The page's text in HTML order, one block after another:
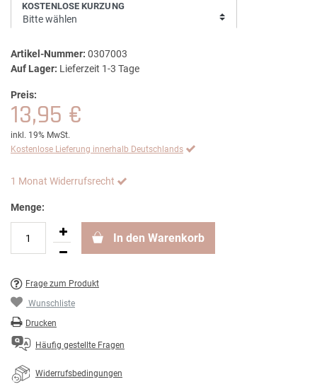
KOSTENLOSE KÜRZUNG
Artikel-Nummer: 0307003
Auf Lager: Lieferzeit 1-3 Tage
Preis:
13,95 €
inkl. 19% MwSt.
Kostenlose Lieferung innerhalb Deutschlands
1 Monat Widerrufsrecht
Menge:
In den Warenkorb
Frage zum Produkt
Wunschliste
Drucken
Häufig gestellte Fragen
Widerrufsbedingungen